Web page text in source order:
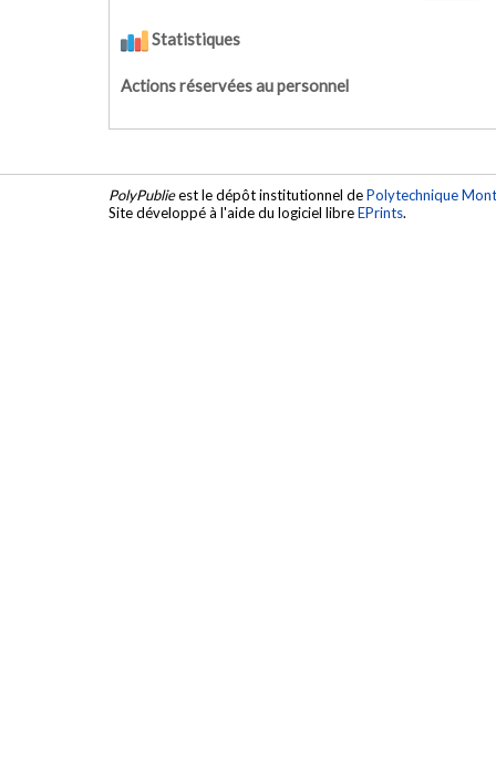
Statistiques
Actions réservées au personnel
PolyPublieest le dépôt institutionnel dePolytechnique
Site développé à l'aide du logiciel libreEPrints.